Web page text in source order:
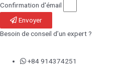
Confirmation d'émail
Envoyer
Besoin de conseil d’un expert ?
+84 914374251